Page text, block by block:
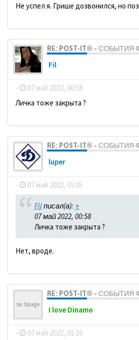
Не успел я. Грише дозвонился, но
RE: POST-IT® -
Fil
- 07 май 2022, 00:58
Личка тоже закрыта ?
RE: POST-IT® -
luper
- 07 май 2022, 01:05
Filписал(а): ↑
07 май 2022, 00:58
Личка тоже закрыта ?
Нет, вроде.
RE: POST-IT® -
I love Dinamo
- 07 май 2022, 01:16